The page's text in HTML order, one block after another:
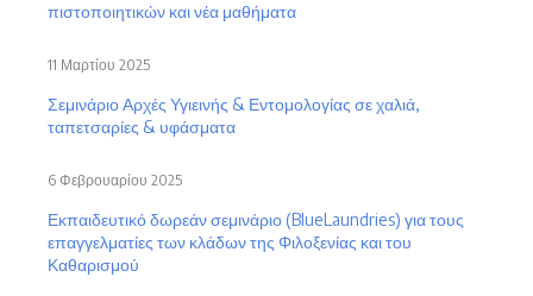
πιστοποιητικών και νέα μαθήματα
Σεμινάριο Αρχές Υγιεινής & Εντομολογίας σε χαλιά,
ταπετσαρίες & υφάσματα
11 Μαρτίου 2025
Εκπαιδευτικό δωρεάν σεμινάριο (BlueLaundries) για τους
επαγγελματίες των κλάδων της Φιλοξενίας και του
Καθαρισμού
6 Φεβρουαρίου 2025